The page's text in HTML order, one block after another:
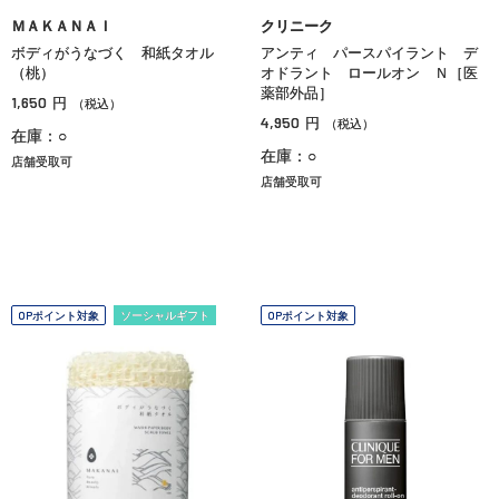
ＭＡＫＡＮＡＩ
ボディがうなづく 和紙タオル
（桃）
1,650 円 （税込）
在庫：○
店舗受取可
クリニーク
アンティ パースパイラント デ
オドラント ロールオン Ｎ［医
薬部外品］
4,950 円 （税込）
在庫：○
店舗受取可
OPポイント対象 ソーシャルギフト OPポイント対象